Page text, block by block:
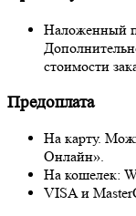
Наложенный
стоимости
Предоплата
На карту.
Онлайн».
На кошелек:
VISA и